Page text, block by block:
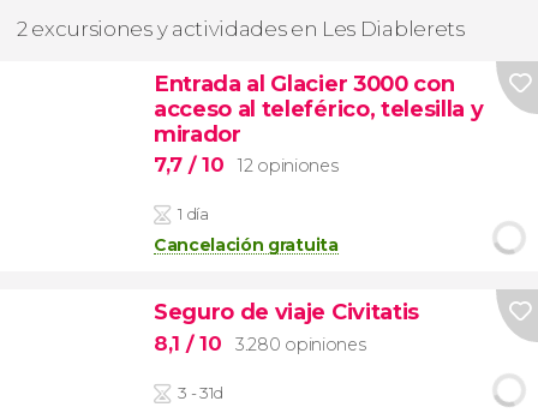
2 excursiones y actividades en Les Diablerets
Entrada al Glacier 3000 con
acceso al teleférico, telesilla y
mirador
7,7 / 10 12 opiniones
1 día
Cancelación gratuita
Seguro de viaje Civitatis
8,1 / 10 3.280 opiniones
3 - 31d